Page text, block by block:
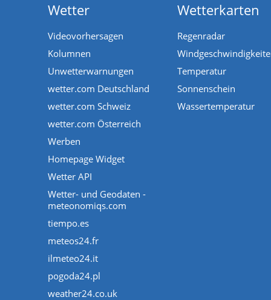
Wetter
Videovorhersagen
Kolumnen
Unwetterwarnungen
wetter.com Deutschland
wetter.com Schweiz
wetter.com Österreich
Werben
Homepage Widget
Wetter API
Wetter- und Geodaten -
meteonomiqs.com
tiempo.es
meteos24.fr
ilmeteo24.it
pogoda24.pl
weather24.co.uk
Wetterkarten
Regenradar
Temperatur
Sonnenschein
Wassertemperatur